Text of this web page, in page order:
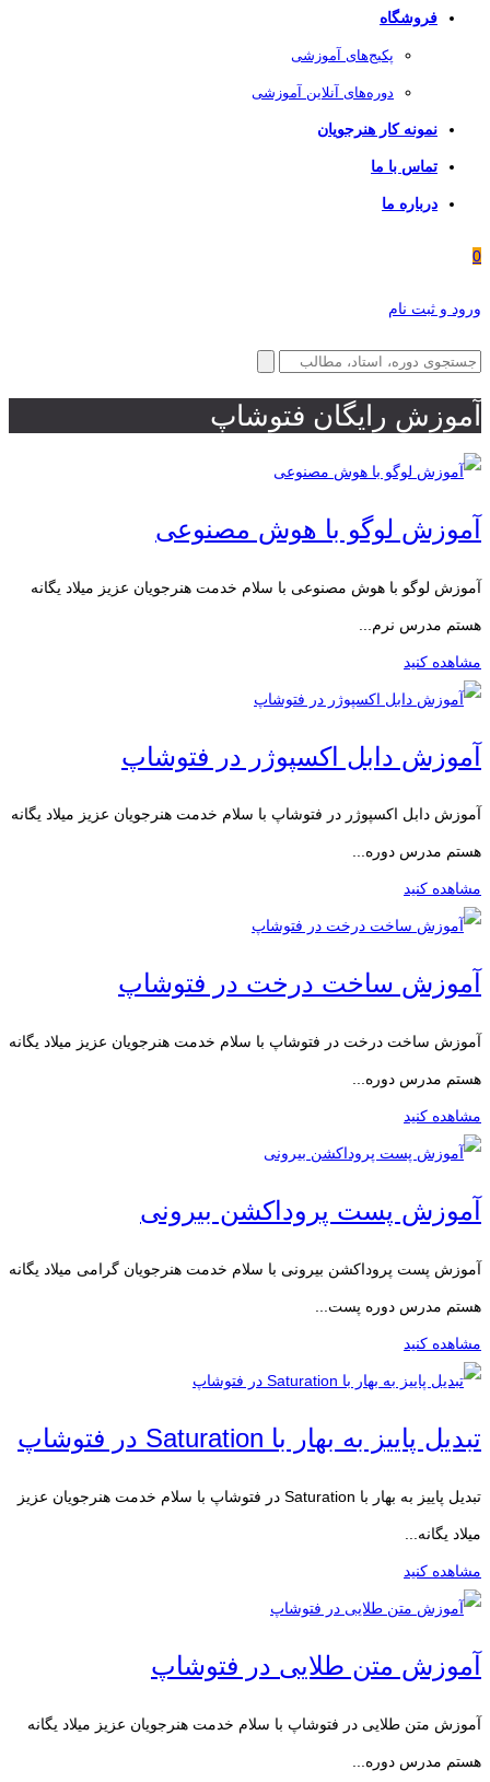
فروشگاه
پکیج‌های آموزشی
دوره‌های آنلاین آموزشی
نمونه کار هنرجویان
تماس با ما
درباره ما
0
ورود و ثبت نام
آموزش رایگان فتوشاپ
آموزش لوگو با هوش مصنوعی
آموزش لوگو با هوش مصنوعی با سلام خدمت هنرجویان عزیز میلاد یگانه
هستم مدرس نرم...
مشاهده کنید
آموزش دابل اکسپوژر در فتوشاپ
آموزش دابل اکسپوژر در فتوشاپ با سلام خدمت هنرجویان عزیز میلاد یگانه
هستم مدرس دوره...
مشاهده کنید
آموزش ساخت درخت در فتوشاپ
آموزش ساخت درخت در فتوشاپ با سلام خدمت هنرجویان عزیز میلاد یگانه
هستم مدرس دوره...
مشاهده کنید
آموزش پست پروداکشن بیرونی
آموزش پست پروداکشن بیرونی با سلام خدمت هنرجویان گرامی میلاد یگانه
هستم مدرس دوره پست...
مشاهده کنید
تبدیل پاییز به بهار با Saturation در فتوشاپ
تبدیل پاییز به بهار با Saturation در فتوشاپ با سلام خدمت هنرجویان عزیز
میلاد یگانه...
مشاهده کنید
آموزش متن طلایی در فتوشاپ
آموزش متن طلایی در فتوشاپ با سلام خدمت هنرجویان عزیز میلاد یگانه
هستم مدرس دوره...